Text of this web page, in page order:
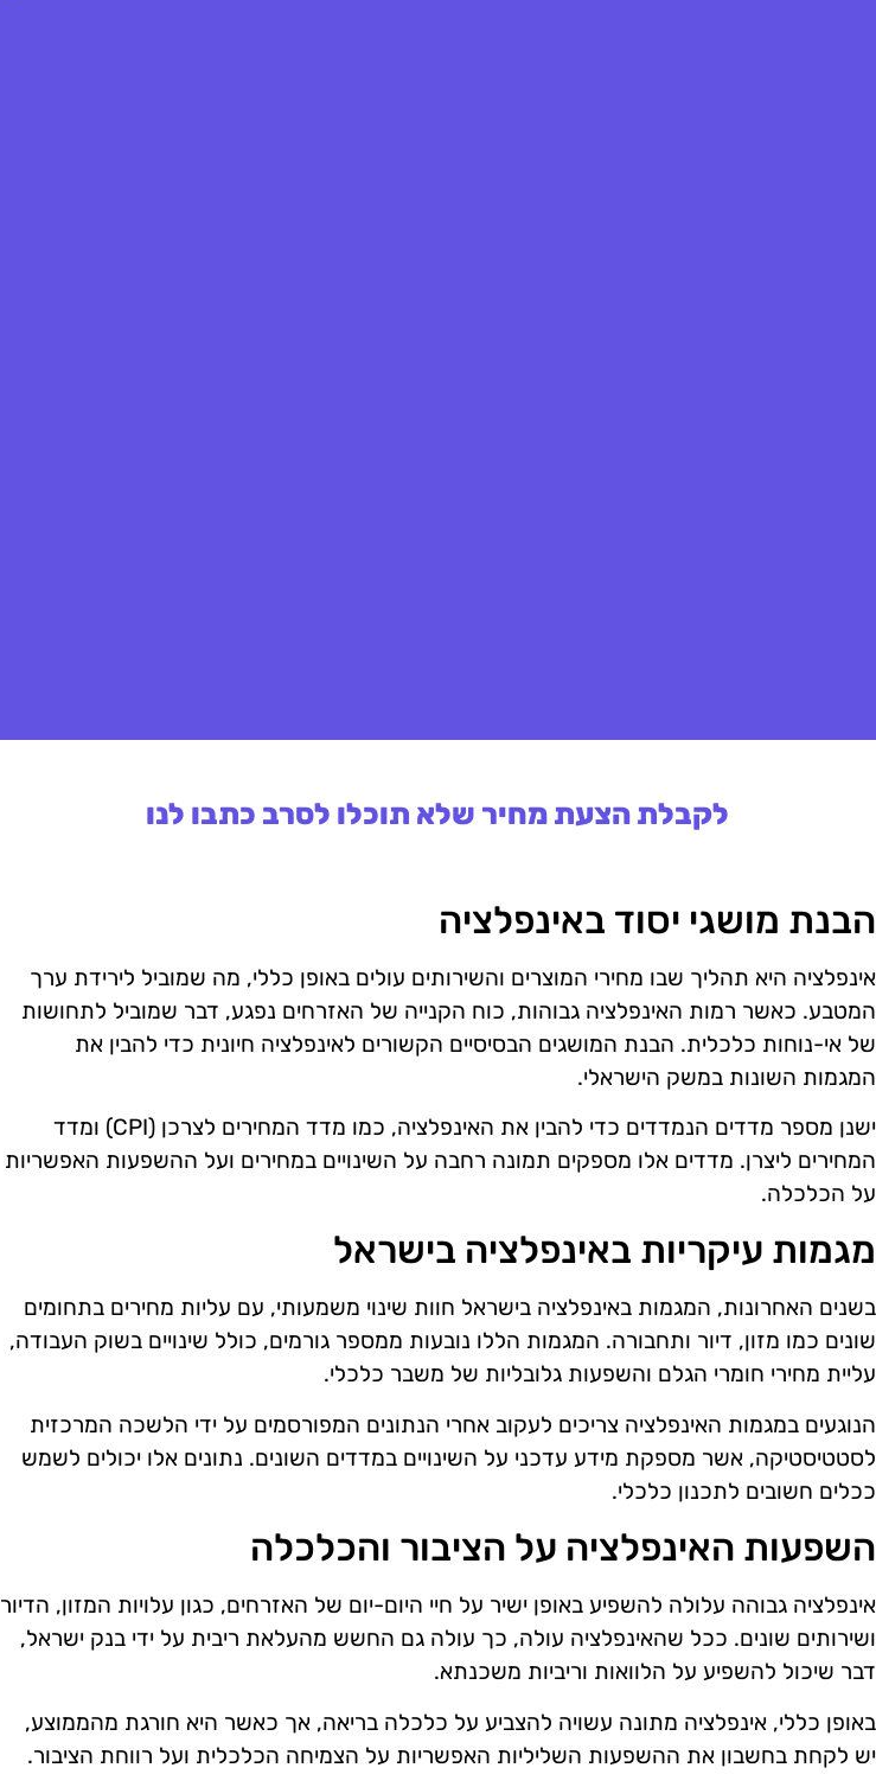
לקבלת הצעת מחיר שלא תוכלו לסרב כתבו לנו
הבנת מושגי יסוד באינפלציה
אינפלציה היא תהליך שבו מחירי המוצרים והשירותים עולים באופן כללי, מה שמוביל לירידת ערך
המטבע. כאשר רמות האינפלציה גבוהות, כוח הקנייה של האזרחים נפגע, דבר שמוביל לתחושות
של אי-נוחות כלכלית. הבנת המושגים הבסיסיים הקשורים לאינפלציה חיונית כדי להבין את
המגמות השונות במשק הישראלי.
ישנן מספר מדדים הנמדדים כדי להבין את האינפלציה, כמו מדד המחירים לצרכן (CPI) ומדד
המחירים ליצרן. מדדים אלו מספקים תמונה רחבה על השינויים במחירים ועל ההשפעות האפשריות
על הכלכלה.
מגמות עיקריות באינפלציה בישראל
בשנים האחרונות, המגמות באינפלציה בישראל חוות שינוי משמעותי, עם עליות מחירים בתחומים
שונים כמו מזון, דיור ותחבורה. המגמות הללו נובעות ממספר גורמים, כולל שינויים בשוק העבודה,
עליית מחירי חומרי הגלם והשפעות גלובליות של משבר כלכלי.
הנוגעים במגמות האינפלציה צריכים לעקוב אחרי הנתונים המפורסמים על ידי הלשכה המרכזית
לסטטיסטיקה, אשר מספקת מידע עדכני על השינויים במדדים השונים. נתונים אלו יכולים לשמש
ככלים חשובים לתכנון כלכלי.
השפעות האינפלציה על הציבור והכלכלה
אינפלציה גבוהה עלולה להשפיע באופן ישיר על חיי היום-יום של האזרחים, כגון עלויות המזון, הדיור
ושירותים שונים. ככל שהאינפלציה עולה, כך עולה גם החשש מהעלאת ריבית על ידי בנק ישראל,
דבר שיכול להשפיע על הלוואות וריביות משכנתא.
באופן כללי, אינפלציה מתונה עשויה להצביע על כלכלה בריאה, אך כאשר היא חורגת מהממוצע,
יש לקחת בחשבון את ההשפעות השליליות האפשריות על הצמיחה הכלכלית ועל רווחת הציבור.